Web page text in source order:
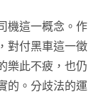
這一概念。作
對付黑車這一徵
樂此不疲，也仍
的。分歧法的運